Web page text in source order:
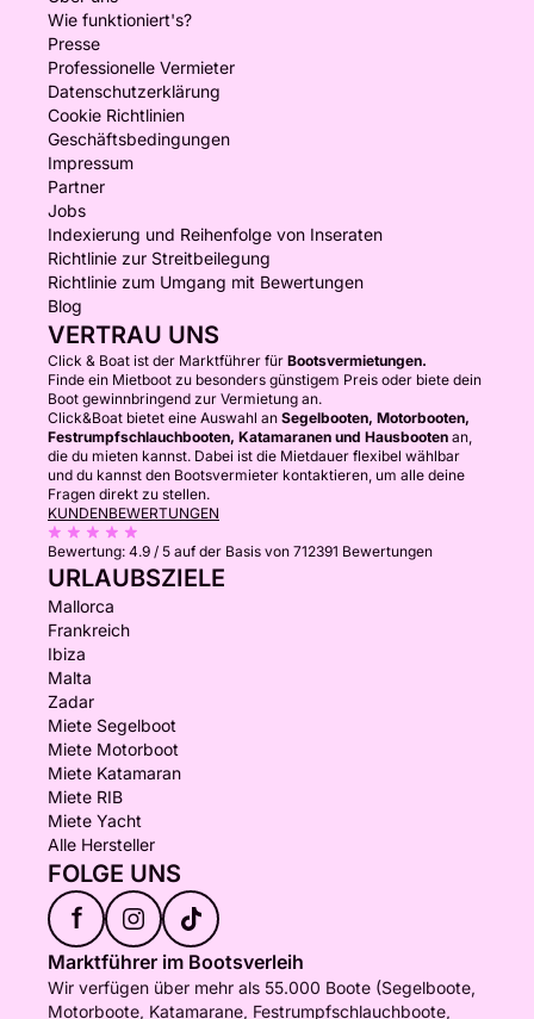
Wie funktioniert's?
Presse
Professionelle Vermieter
Datenschutzerklärung
Cookie Richtlinien
Geschäftsbedingungen
Impressum
Partner
Jobs
Indexierung und Reihenfolge von Inseraten
Richtlinie zur Streitbeilegung
Richtlinie zum Umgang mit Bewertungen
Blog
VERTRAU UNS
Click & Boat ist der Marktführer für Bootsvermietungen.
Finde ein Mietboot zu besonders günstigem Preis oder biete dein
Boot gewinnbringend zur Vermietung an.
Click&Boat bietet eine Auswahl an Segelbooten, Motorbooten,
Festrumpfschlauchbooten, Katamaranen und Hausbooten an,
die du mieten kannst. Dabei ist die Mietdauer flexibel wählbar
und du kannst den Bootsvermieter kontaktieren, um alle deine
Fragen direkt zu stellen.
KUNDENBEWERTUNGEN
Bewertung: 4.9 / 5 auf der Basis von 712391 Bewertungen
URLAUBSZIELE
Mallorca
Frankreich
Ibiza
Malta
Zadar
Miete Segelboot
Miete Motorboot
Miete Katamaran
Miete RIB
Miete Yacht
Alle Hersteller
FOLGE UNS
f
Marktführer im Bootsverleih
Wir verfügen über mehr als 55.000 Boote (Segelboote,
Motorboote, Katamarane, Festrumpfschlauchboote,